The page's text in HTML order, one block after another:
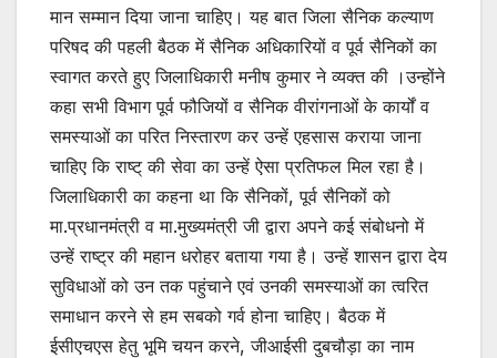
मान सम्मान दिया जाना चाहिए। यह बात जिला सैनिक कल्याण
परिषद की पहली बैठक में सैनिक अधिकारियों व पूर्व सैनिकों का
स्वागत करते हुए जिलाधिकारी मनीष कुमार ने व्यक्त की ।उन्होंने
कहा सभी विभाग पूर्व फौजियों व सैनिक वीरांगनाओं के कार्यों व
समस्याओं का परित निस्तारण कर उन्हें एहसास कराया जाना
चाहिए कि राष्ट् की सेवा का उन्हें ऐसा प्रतिफल मिल रहा है।
जिलाधिकारी का कहना था कि सैनिकों, पूर्व सैनिकों को
मा.प्रधानमंत्री व मा.मुख्यमंत्री जी द्वारा अपने कई संबोधनो में
उन्हें राष्ट्र की महान धरोहर बताया गया है। उन्हें शासन द्वारा देय
सुविधाओं को उन तक पहुंचाने एवं उनकी समस्याओं का त्वरित
समाधान करने से हम सबको गर्व होना चाहिए। बैठक में
ईसीएचएस हेतु भूमि चयन करने, जीआईसी दुबचौड़ा का नाम